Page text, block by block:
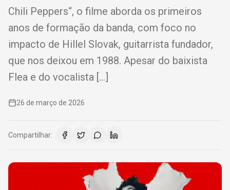
Chili Peppers“, o filme aborda os primeiros
anos de formação da banda, com foco no
impacto de Hillel Slovak, guitarrista fundador,
que nos deixou em 1988. Apesar do baixista
Flea e do vocalista […]
26 de março de 2026
Compartilhar: